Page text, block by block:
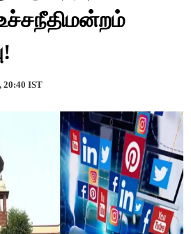
20:40 IST